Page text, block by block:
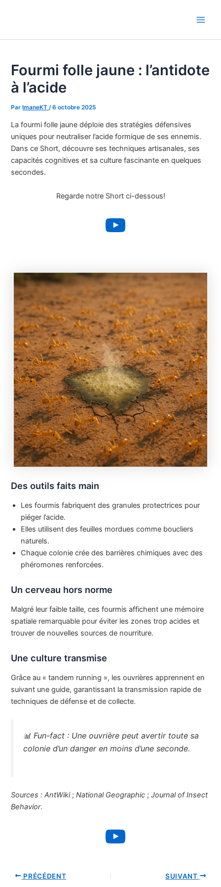
Fourmi folle jaune : l’antidote
à l’acide
ParImaneKT /6 octobre 2025
La fourmi folle jaune déploie des stratégies défensives
uniques pour neutraliser l’acide formique de ses ennemis.
Dans ce Short, découvre ses techniques artisanales, ses
capacités cognitives et sa culture fascinante en quelques
secondes.
Regarde notre Short ci-dessous!
YouTube
Des outils faits main
Les fourmis fabriquent des granules protectrices pour
piéger l’acide.
Elles utilisent des feuilles mordues comme boucliers
naturels.
Chaque colonie crée des barrières chimiques avec des
phéromones renforcées.
Un cerveau hors norme
Malgré leur faible taille, ces fourmis affichent une mémoire
spatiale remarquable pour éviter les zones trop acides et
trouver de nouvelles sources de nourriture.
Une culture transmise
Grâce au « tandem running », les ouvrières apprennent en
suivant une guide, garantissant la transmission rapide de
techniques de défense et de collecte.
📊 Fun-fact : Une ouvrière peut avertir toute sa
colonie d’un danger en moins d’une seconde.
Sources : AntWiki;National Geographic ;Journal of Insect
Behavior.
YouTube
PRÉCÉDENT SUIVANT